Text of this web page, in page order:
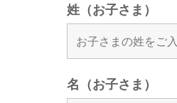
姓（お子さま）
名（お子さま）